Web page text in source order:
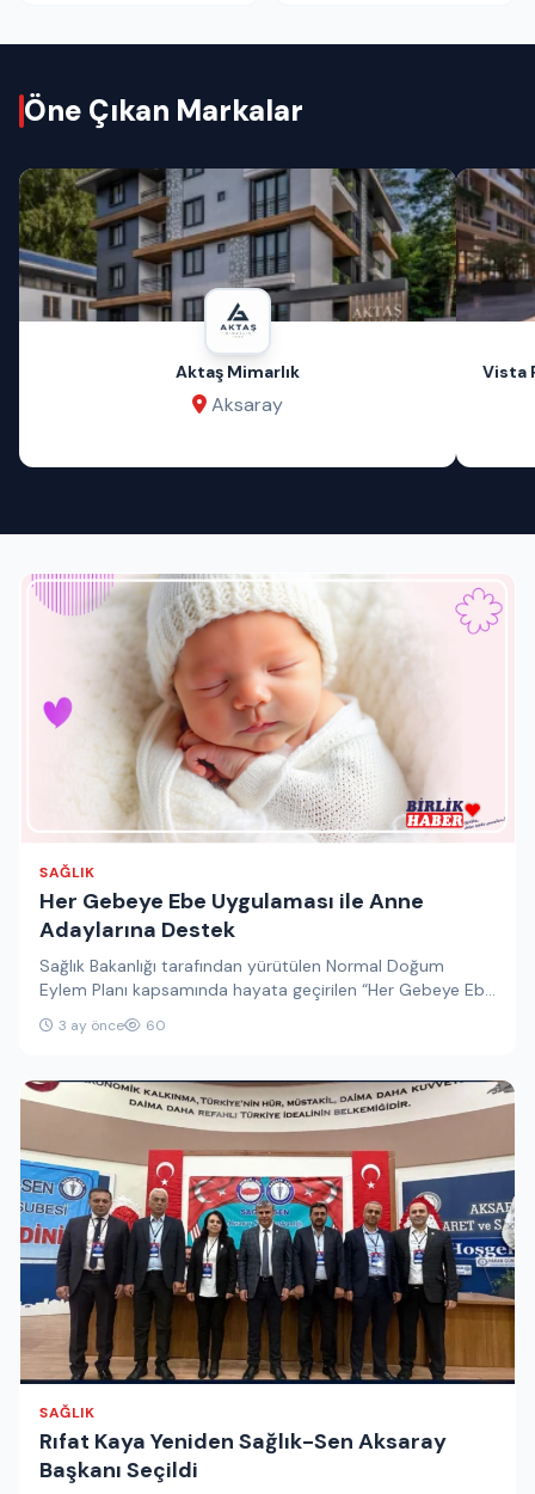
Öne Çıkan Markalar
Aktaş Mimarlık
Aksaray
Vista
SAĞLIK
Her Gebeye Ebe Uygulaması ile Anne
Adaylarına Destek
Sağlık Bakanlığı tarafından yürütülen Normal Doğum
Eylem Planı kapsamında hayata geçirilen “Her Gebeye Ebe
Uygulaması”, anne adaylarına yönelik…
3 ay önce 60
SAĞLIK
Rıfat Kaya Yeniden Sağlık-Sen Aksaray
Başkanı Seçildi